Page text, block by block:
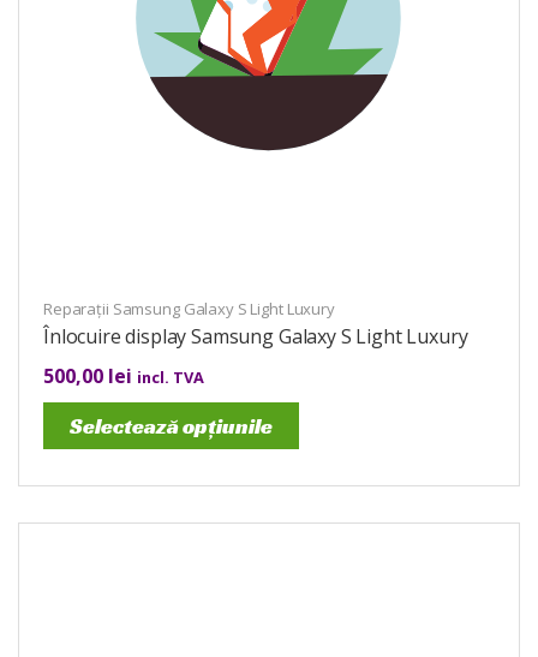
Reparații Samsung Galaxy S Light Luxury
Înlocuire display Samsung Galaxy S Light Luxury
500,00 lei incl. TVA
Selectează opțiunile